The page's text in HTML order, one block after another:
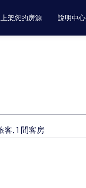
上架您的房源 說明中心